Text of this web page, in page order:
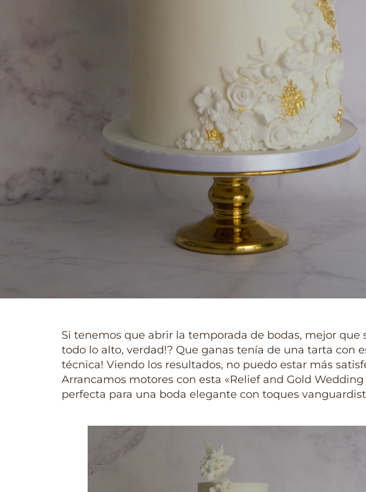
Si tenemos que abrir la temporada de bodas, mejor que
todo lo alto, verdad!? Que ganas tenía de una tarta con
técnica! Viendo los resultados, no puedo estar más
Arrancamos motores con esta «Relief and Gold Wedding
perfecta para una boda elegante con toques